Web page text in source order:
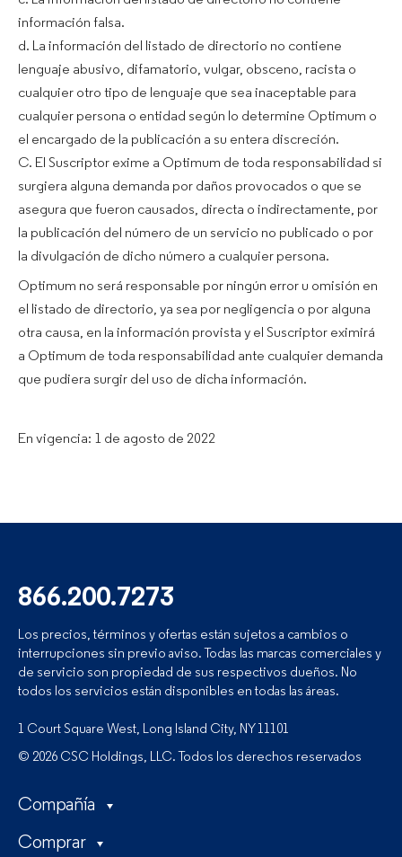
información falsa.
d. La información del listado de directorio no contiene
lenguaje abusivo, difamatorio, vulgar, obsceno, racista o
cualquier otro tipo de lenguaje que sea inaceptable para
cualquier persona o entidad según lo determine Optimum o
el encargado de la publicación a su entera discreción.
C. El Suscriptor exime a Optimum de toda responsabilidad si
surgiera alguna demanda por daños provocados o que se
asegura que fueron causados, directa o indirectamente, por
la publicación del número de un servicio no publicado o por
la divulgación de dicho número a cualquier persona.
Optimum no será responsable por ningún error u omisión en
el listado de directorio, ya sea por negligencia o por alguna
otra causa, en la información provista y el Suscriptor eximirá
a Optimum de toda responsabilidad ante cualquier demanda
que pudiera surgir del uso de dicha información.
En vigencia: 1 de agosto de 2022
866.200.7273
Los precios, términos y ofertas están sujetos a cambios o
interrupciones sin previo aviso. Todas las marcas comerciales y
de servicio son propiedad de sus respectivos dueños. No
todos los servicios están disponibles en todas las áreas.
1 Court Square West, Long Island City, NY 11101
© 2026 CSC Holdings, LLC. Todos los derechos reservados
Compañía
Comprar